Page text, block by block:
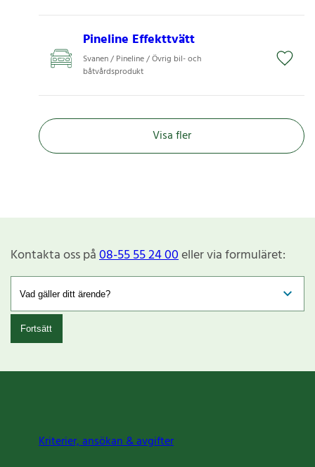
Pineline Effekttvätt
Svanen / Pineline / Övrig bil- och
båtvårdsprodukt
Visa fler
Kontakta oss på08-55 55 24 00eller via formuläret:
Fortsätt
Kriterier, ansökan & avgifter